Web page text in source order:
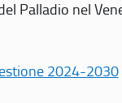
Palladio nel
2024-2030